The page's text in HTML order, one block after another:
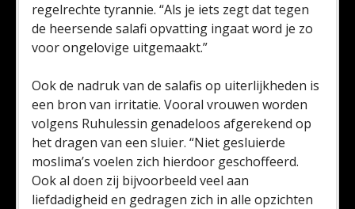
regelrechte tyrannie. “Als je iets zegt dat tegen
de heersende salafi opvatting ingaat word je zo
voor ongelovige uitgemaakt.”
Ook de nadruk van de salafis op uiterlijkheden is
een bron van irritatie. Vooral vrouwen worden
volgens Ruhulessin genadeloos afgerekend op
het dragen van een sluier. “Niet gesluierde
moslima’s voelen zich hierdoor geschoffeerd.
Ook al doen zij bijvoorbeeld veel aan
liefdadigheid en gedragen zich in alle opzichten